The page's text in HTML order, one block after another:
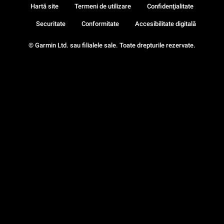
© Garmin Ltd. sau filialele sale. Toate drepturile rezervate.
Hartă site Termeni de utilizare Confidenţialitate
Securitate Conformitate Accesibilitate digitală